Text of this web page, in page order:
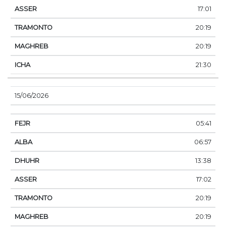
17:01
20:19
20:19
21:30
15/06/2026
05:41
06:57
13:38
17:02
20:19
20:19